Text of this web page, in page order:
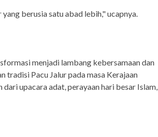
berusia satu abad lebih," ucapnya.
menjadi lambang kebersamaan dan
tradisi Pacu Jalur pada masa Kerajaan
upacara adat, perayaan hari besar Islam,